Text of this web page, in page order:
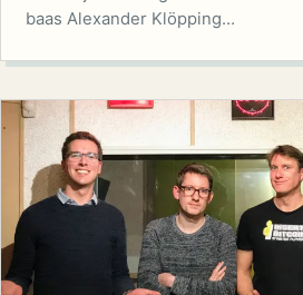
baas Alexander Klöpping…